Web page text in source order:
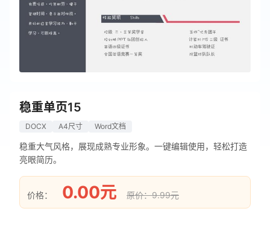
稳重单页15
DOCX A4尺寸 Word文档
稳重大气风格，展现成熟专业形象。一键编辑使用，轻松打造
亮眼简历。
价格： 0.00元 原价：9.99元